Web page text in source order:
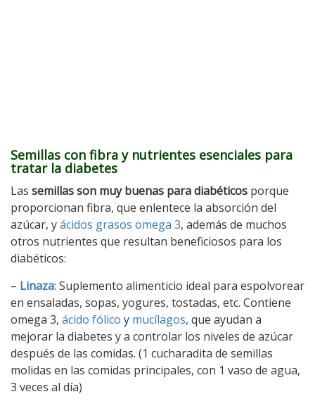
Semillas con fibra y nutrientes esenciales para
tratar la diabetes
Las semillas son muy buenas para diabéticos porque
proporcionan fibra, que enlentece la absorción del
azúcar, yácidos grasos omega 3, además de muchos
otros nutrientes que resultan beneficiosos para los
diabéticos:
– Linaza: Suplemento alimenticio ideal para espolvorear
en ensaladas, sopas, yogures, tostadas, etc. Contiene
omega 3, ácido fólico y mucílagos, que ayudan a
mejorar la diabetes y a controlar los niveles de azúcar
después de las comidas. (1 cucharadita de semillas
molidas en las comidas principales, con 1 vaso de agua,
3 veces al día)